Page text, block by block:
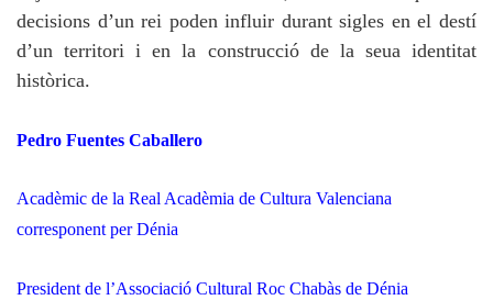
decisions d’un rei poden influir durant sigles en el destí
d’un territori i en la construcció de la seua identitat
històrica.
Pedro Fuentes Caballero
Acadèmic de la Real Acadèmia de Cultura Valenciana
corresponent per Dénia
President de l’Associació Cultural Roc Chabàs de Dénia